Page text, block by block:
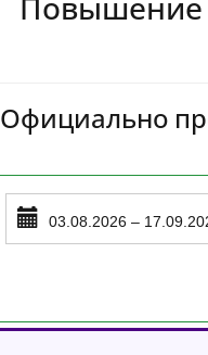
Повышение
Официально
03.08.2026 –